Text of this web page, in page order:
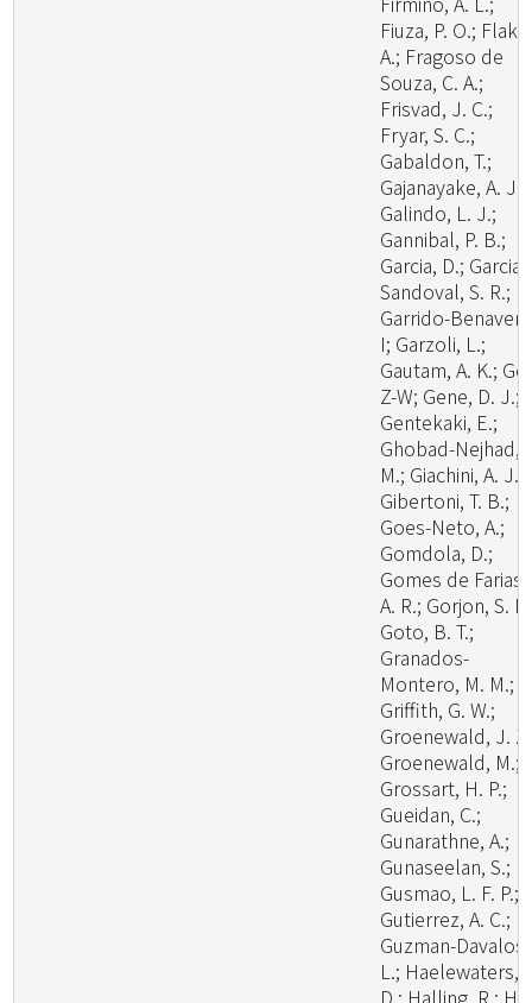
Fiuza, P. O.;
A.; Fragoso de
Souza, C. A.;
Frisvad, J. C.;
Fryar, S. C.;
Gabaldon, T.;
Gajanayake, A. J.;
Galindo, L. J.;
Gannibal, P. B.;
Garcia, D.; Garcia-
Sandoval, S. R.;
Garrido-
I; Garzoli, L.;
Gautam, A. K.; Ge,
Z-W; Gene, D. J.;
Gentekaki, E.;
Ghobad-Nejhad,
M.; Giachini, A. J.;
Gibertoni, T. B.;
Goes-Neto, A.;
Gomdola, D.;
Gomes de Farias,
A. R.; Gorjon, S.
Goto, B. T.;
Granados-
Montero, M. M.;
Griffith, G. W.;
Groenewald, J.
Groenewald, M.;
Grossart, H. P.;
Gueidan, C.;
Gunarathne, A.;
Gunaseelan, S.;
Gusmao, L. F. P.;
Gutierrez, A. C.;
Guzman-Davalos,
L.; Haelewaters,
D.; Halling, R.;